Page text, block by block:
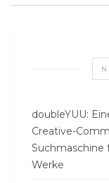
doubleYUU:
Creative-
Suchmaschine
Werke